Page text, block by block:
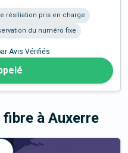
résiliation pris en charge
du numéro fixe
Avis Vérifiés
fibre à Auxerre